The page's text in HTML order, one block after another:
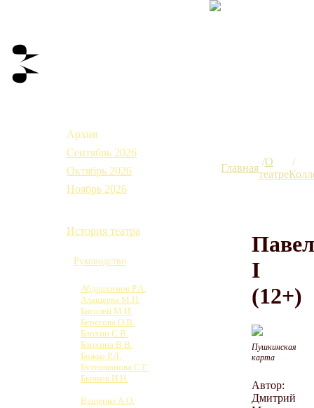
Архив
Сентябрь 2026
Октябрь 2026
Ноябрь 2026
История театра
Руководство
Абдряхимов Р.А.
Алашеева М.П.
Баголей М.И.
Берегова О.В.
Блохин С.В.
Блохина В.В.
Божко Р.Л.
Бутерманова С.Г.
Бычков И.Н.
Ващенко А.О.
Главная
О
театре
Павел
I
(12+)
Пушкинская
карта
Автор:
Дмитрий